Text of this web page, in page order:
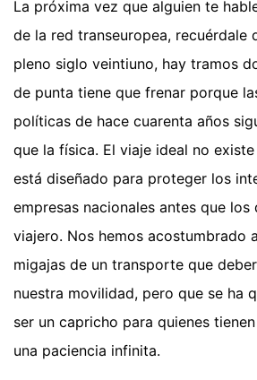
La próxima vez que alguien te
de la red transeuropea, recuérdale
pleno siglo veintiuno, hay tramos
de punta tiene que frenar porque
políticas de hace cuarenta años
que la física. El viaje ideal no
está diseñado para proteger los
empresas nacionales antes que los
viajero. Nos hemos acostumbrado
migajas de un transporte que
nuestra movilidad, pero que se ha
ser un capricho para quienes
una paciencia infinita.